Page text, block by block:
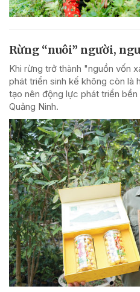
Rừng “nuôi” người,
Khi rừng trở thành "nguồn vốn
phát triển sinh kế không còn là
tạo nên động lực phát triển
Quảng Ninh.